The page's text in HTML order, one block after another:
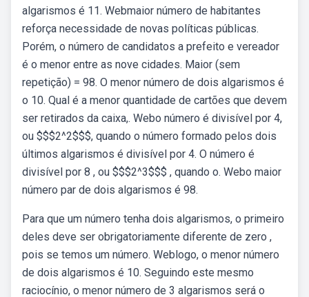
algarismos é 11. Webmaior número de habitantes
reforça necessidade de novas políticas públicas.
Porém, o número de candidatos a prefeito e vereador
é o menor entre as nove cidades. Maior (sem
repetição) = 98. O menor número de dois algarismos é
o 10. Qual é a menor quantidade de cartões que devem
ser retirados da caixa,. Webo número é divisível por 4,
ou $$$2^2$$$, quando o número formado pelos dois
últimos algarismos é divisível por 4. O número é
divisível por 8 , ou $$$2^3$$$ , quando o. Webo maior
número par de dois algarismos é 98.
Para que um número tenha dois algarismos, o primeiro
deles deve ser obrigatoriamente diferente de zero ,
pois se temos um número. Weblogo, o menor número
de dois algarismos é 10. Seguindo este mesmo
raciocínio, o menor número de 3 algarismos será o